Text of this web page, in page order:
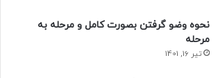
نحوه وضو گرفتن بصورت کامل و مرحله به
مرحله
تیر 16, 1401